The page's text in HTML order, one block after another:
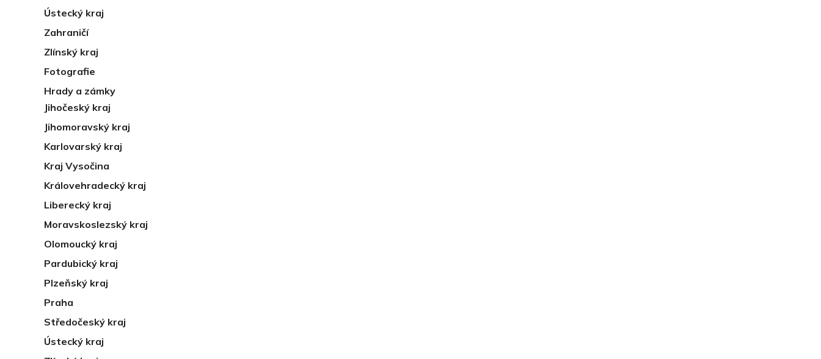
Ústecký kraj
Zahraničí
Zlínský kraj
Fotografie
Hrady a zámky
Jihočeský kraj
Jihomoravský kraj
Karlovarský kraj
Kraj Vysočina
Královehradecký kraj
Liberecký kraj
Moravskoslezský kraj
Olomoucký kraj
Pardubický kraj
Plzeňský kraj
Praha
Středočeský kraj
Ústecký kraj